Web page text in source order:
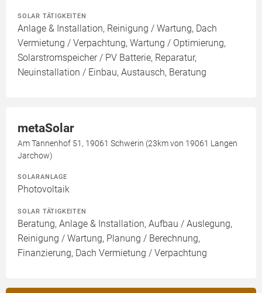
SOLAR TÄTIGKEITEN
Anlage & Installation, Reinigung / Wartung, Dach
Vermietung / Verpachtung, Wartung / Optimierung,
Solarstromspeicher / PV Batterie, Reparatur,
Neuinstallation / Einbau, Austausch, Beratung
metaSolar
Am Tannenhof 51, 19061 Schwerin (23km von 19061 Langen
Jarchow)
SOLARANLAGE
Photovoltaik
SOLAR TÄTIGKEITEN
Beratung, Anlage & Installation, Aufbau / Auslegung,
Reinigung / Wartung, Planung / Berechnung,
Finanzierung, Dach Vermietung / Verpachtung